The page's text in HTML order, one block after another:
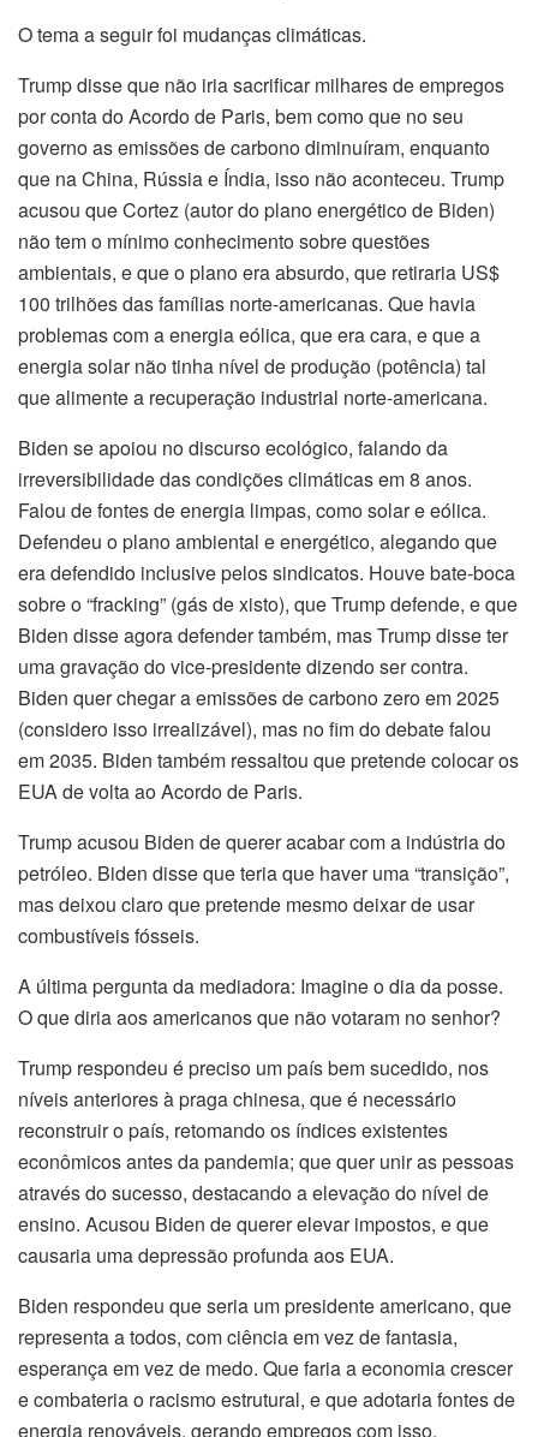
O tema a seguir foi mudanças climáticas.
Trump disse que não iria sacrificar milhares de empregos
por conta do Acordo de Paris, bem como que no seu
governo as emissões de carbono diminuíram, enquanto
que na China, Rússia e Índia, isso não aconteceu. Trump
acusou que Cortez (autor do plano energético de Biden)
não tem o mínimo conhecimento sobre questões
ambientais, e que o plano era absurdo, que retiraria US$
100 trilhões das famílias norte-americanas. Que havia
problemas com a energia eólica, que era cara, e que a
energia solar não tinha nível de produção (potência) tal
que alimente a recuperação industrial norte-americana.
Biden se apoiou no discurso ecológico, falando da
irreversibilidade das condições climáticas em 8 anos.
Falou de fontes de energia limpas, como solar e eólica.
Defendeu o plano ambiental e energético, alegando que
era defendido inclusive pelos sindicatos. Houve bate-boca
sobre o “fracking” (gás de xisto), que Trump defende, e que
Biden disse agora defender também, mas Trump disse ter
uma gravação do vice-presidente dizendo ser contra.
Biden quer chegar a emissões de carbono zero em 2025
(considero isso irrealizável), mas no fim do debate falou
em 2035. Biden também ressaltou que pretende colocar os
EUA de volta ao Acordo de Paris.
Trump acusou Biden de querer acabar com a indústria do
petróleo. Biden disse que teria que haver uma “transição”,
mas deixou claro que pretende mesmo deixar de usar
combustíveis fósseis.
A última pergunta da mediadora: Imagine o dia da posse.
O que diria aos americanos que não votaram no senhor?
Trump respondeu é preciso um país bem sucedido, nos
níveis anteriores à praga chinesa, que é necessário
reconstruir o país, retomando os índices existentes
econômicos antes da pandemia; que quer unir as pessoas
através do sucesso, destacando a elevação do nível de
ensino. Acusou Biden de querer elevar impostos, e que
causaria uma depressão profunda aos EUA.
Biden respondeu que seria um presidente americano, que
representa a todos, com ciência em vez de fantasia,
esperança em vez de medo. Que faria a economia crescer
e combateria o racismo estrutural, e que adotaria fontes de
energia renováveis, gerando empregos com isso.